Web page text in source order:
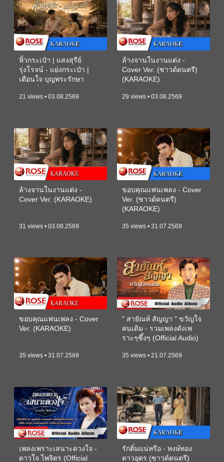
หิ้วกระเป๋า | แสงสุรีย์
รุ่งโรจน์ - แย่งกระเป๋า |
เตือนใจ บุญพระรักษา
21 views • 03.08.2569
ล้างจานในงานแต่ง -
Cover Ver. (ซาวด์ดนตรี)
(KARAOKE)
29 views • 03.08.2569
ล้างจานในงานแต่ง -
Cover Ver. (KARAOKE)
31 views • 03.08.2569
ขอบคุณแฟนเพลง - Cover
Ver. (ซาวด์ดนตรี)
(KARAOKE)
35 views • 31.07.2569
ขอบคุณแฟนเพลง - Cover
Ver. (KARAOKE)
35 views • 31.07.2569
" สายัณห์ สัญญา " ขวัญใจ
คนเดิม - รวมเพลงดังเพ
ราะๆซึ้งๆ (Official Audio)
35 views • 21.07.2569
เพลงเพราะเสนาะดวงใจ -
ดาวใจ ไพจิตร (Official
รักติ๋มแน่หรือ - หงษ์ทอง
ดาวอุดร (ซาวด์ดนตรี)